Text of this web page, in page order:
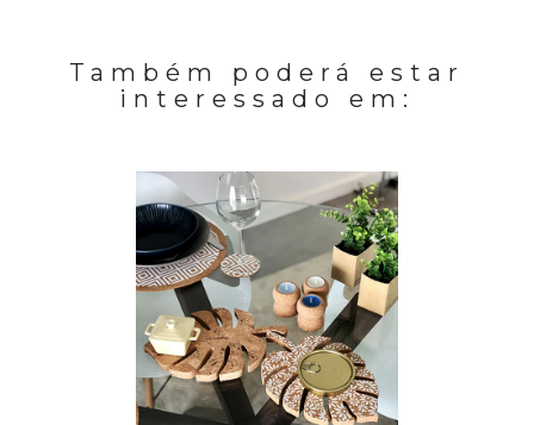
Também poderá estar
interessado em: